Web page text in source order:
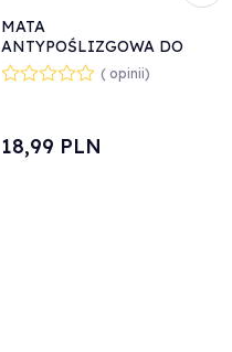
MATA
ANTYPOŚLIZGOWA DO
SZUFLAD 50x150 cm
KINGHOFF KH-1663
( opinii)
18,99 PLN